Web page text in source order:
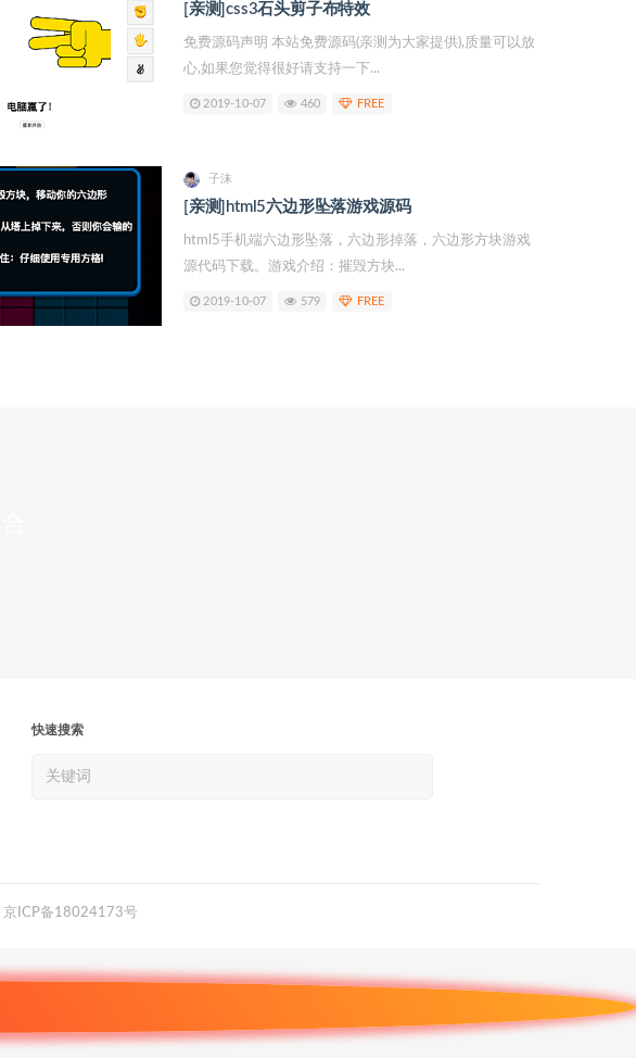
[亲测]css3石头剪子布特效
免费源码声明 本站免费源码(亲测为大家提供),质量可以放
心,如果您觉得很好请支持一下...
2019-10-07 460 FREE
子沫
[亲测]html5六边形坠落游戏源码
html5手机端六边形坠落，六边形掉落，六边形方块游戏
源代码下载。游戏介绍：摧毁方块...
2019-10-07 579 FREE
快速搜索
京ICP备18024173号